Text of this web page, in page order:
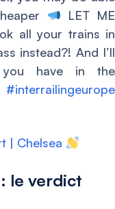
LET ME
all your trains in
instead?! And I’ll
you have in the
#interrailingeurope
| Chelsea
le verdict